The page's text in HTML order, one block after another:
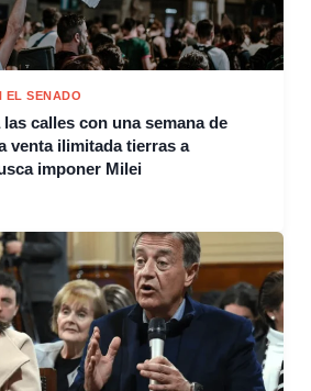
EL SENADO
calles con una semana de
venta ilimitada tierras a
imponer Milei